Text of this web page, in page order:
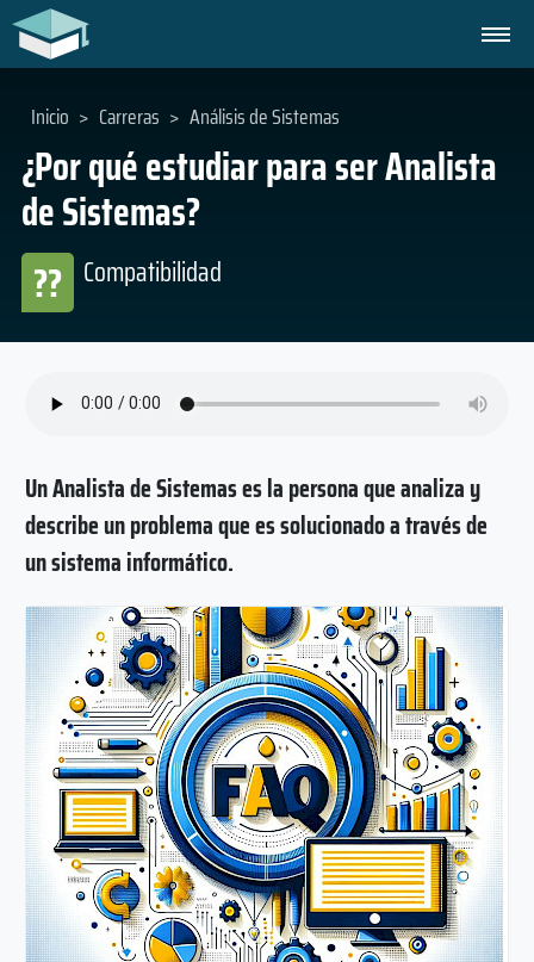
¿Por qué estudiar para ser Analista
de Sistemas?
Compatibilidad
??
Inicio > Carreras > Análisis de Sistemas
Un Analista de Sistemas es la persona que analiza y
describe un problema que es solucionado a través de
un sistema informático.